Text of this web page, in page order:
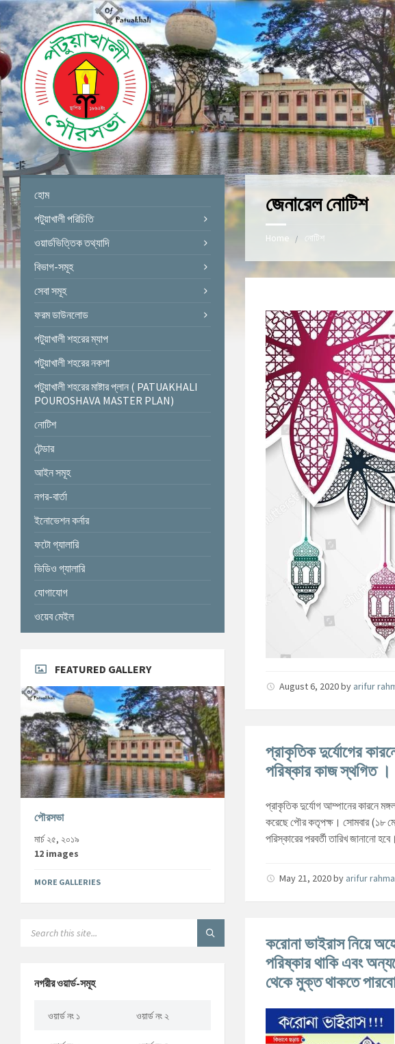
জেনারেল নোটিশ
Home নোটিশ
August 6, 2020by arifur
প্রাকৃতিক দুর্যোগের
পরিষ্কার কাজ স্থগিত ।
প্রাকৃতিক দুর্যোগ আম্পানের কারনে
করেছে পৌর কতৃপক্ষ। সোমবার (১৮ মে)
পরিস্কারের পরবর্তী তারিখ জানানো হবে।
May 21, 2020by arifur
করোনা ভাইরাস নিয়ে
পরিষ্কার থাকি এবং
থেকে মুক্ত থাকতে
হোম
পটুয়াখালী পরিচিতি
ওয়ার্ডভিত্তিক তথ্যাদি
বিভাগ-সমূহ
সেবা সমূহ
ফরম ডাউনলোড
পটুয়াখালী শহরের ম্যাপ
পটুয়াখালী শহরের নকশা
পটুয়াখালী শহরের মাষ্টার প্লান ( PATUAKHALI
POUROSHAVA MASTER PLAN)
নোটিশ
টেন্ডার
আইন সমূহ
নগর-বার্তা
ইনোভেশন কর্নার
ফটো গ্যালারি
ভিডিও গ্যালারি
যোগাযোগ
ওয়েব মেইল
FEATURED GALLERY
পৌরসভা
মার্চ ২৫, ২০১৯
12 images
MORE GALLERIES
নগরীর ওয়ার্ড-সমূহ
ওয়ার্ড নং ১ ওয়ার্ড নং ২